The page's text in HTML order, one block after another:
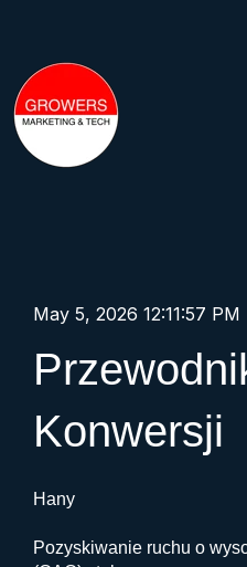
May 5, 2026 12:11:57 PM
Konwersji
Hany
Pozyskiwanie ruchu o